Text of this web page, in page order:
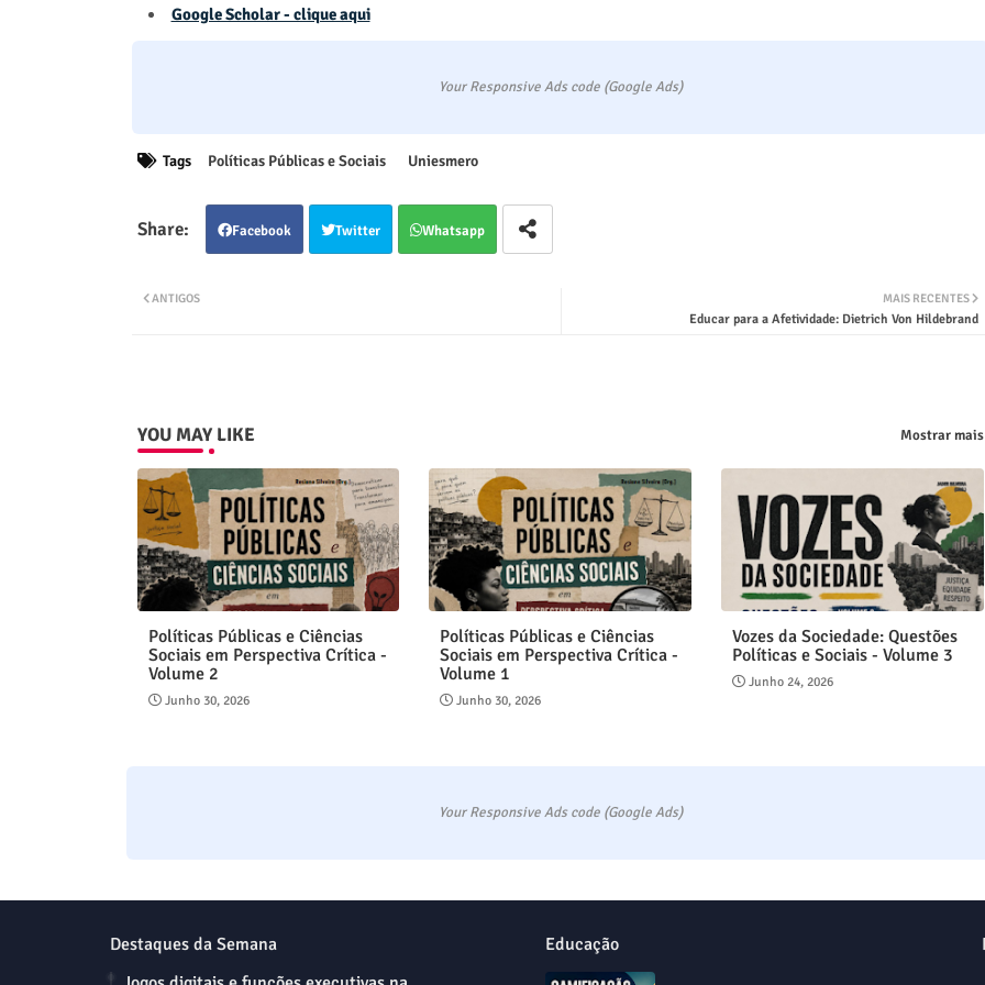
Google Scholar - clique aqui
Your Responsive Ads code (Google Ads)
Tags Políticas Públicas e Sociais Uniesmero
Facebook Twitter Whatsapp
MAIS RECENTES
Educar para a Afetividade: Dietrich Von Hildebrand
ANTIGOS
YOU MAY LIKE Mostrar mais
Políticas Públicas e Ciências
Sociais em Perspectiva Crítica -
Volume 2
Junho 30, 2026
Políticas Públicas e Ciências
Sociais em Perspectiva Crítica -
Volume 1
Junho 30, 2026
Vozes da Sociedade: Questões
Políticas e Sociais - Volume 3
Junho 24, 2026
Your Responsive Ads code (Google Ads)
Destaques da Semana
Educação